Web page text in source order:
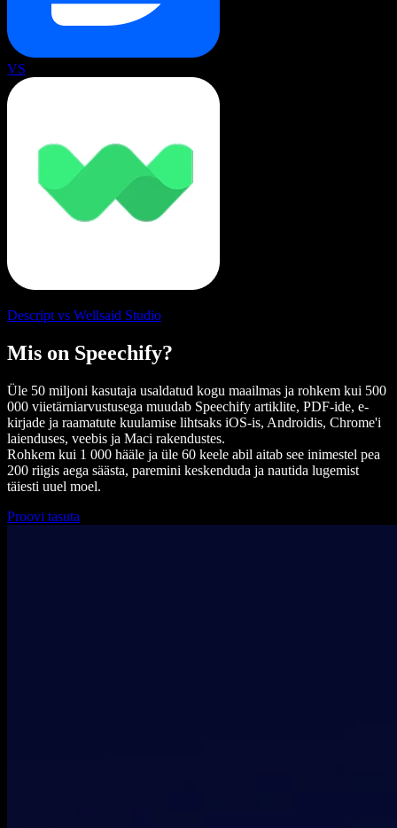
VS
Descript vs Wellsaid Studio
Mis on Speechify?
Üle 50 miljoni kasutaja usaldatud kogu maailmas ja rohkem kui 500
000 viietärniarvustusega muudab Speechify artiklite, PDF-ide, e-
kirjade ja raamatute kuulamise lihtsaks iOS-is, Androidis, Chrome'i
laienduses, veebis ja Maci rakendustes.
Rohkem kui 1 000 hääle ja üle 60 keele abil aitab see inimestel pea
200 riigis aega säästa, paremini keskenduda ja nautida lugemist
täiesti uuel moel.
Proovi tasuta